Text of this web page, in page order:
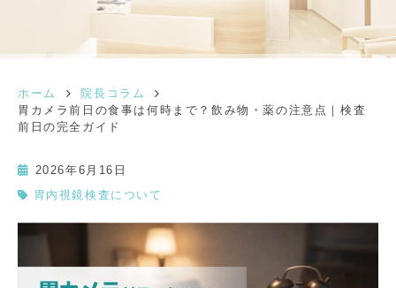
ホーム
院長コラム
胃カメラ前日の食事は何時まで？飲み物・薬の注意点｜検査
前日の完全ガイド
2026年6月16日
胃内視鏡検査について